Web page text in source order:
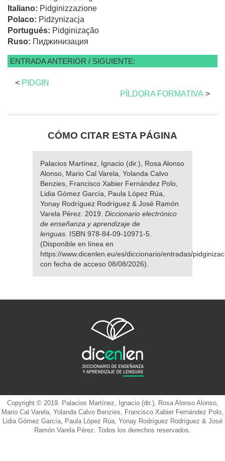
Italiano: Pidginizzazione
Polaco: Pidżynizacja
Portugués: Pidginização
Ruso: Пиджинизация
ENTRADA ANTERIOR / SIGUIENTE:
< PIDGIN
PÍLDORA FORMATIVA >
CÓMO CITAR ESTA PÁGINA
Palacios Martínez, Ignacio (dir.), Rosa Alonso
Alonso, Mario Cal Varela, Yolanda Calvo
Benzies, Francisco Xabier Fernández Polo,
Lidia Gómez García, Paula López Rúa,
Yonay Rodríguez Rodríguez & José Ramón
Varela Pérez. 2019. Diccionario electrónico
de enseñanza y aprendizaje de
lenguas. ISBN 978-84-09-10971-5.
(Disponible en línea en
https://www.dicenlen.eu/es/diccionario/entradas/
con fecha de acceso 08/08/2026).
Copyright © 2019. Palacios Martínez, Ignacio (dir.), Rosa Alonso Alonso,
Mario Cal Varela, Yolanda Calvo Benzies, Francisco Xabier Fernández Polo,
Lidia Gómez García, Paula López Rúa, Yonay Rodríguez Rodríguez & José
Ramón Varela Pérez. Todos los derechos reservados.